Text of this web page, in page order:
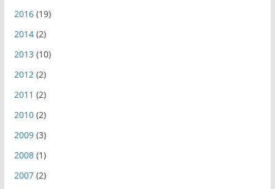
2016(19)
2014(2)
2013(10)
2012(2)
2011 (2)
2010(2)
2009(3)
2008(1)
2007(2)